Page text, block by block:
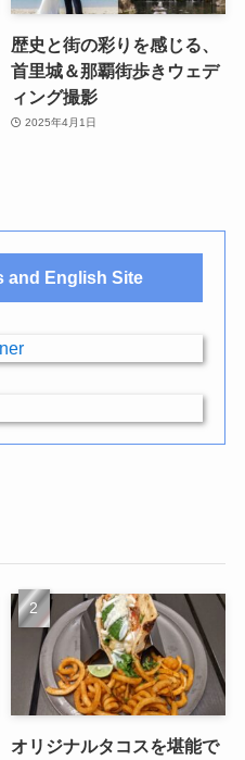
歴史と街の彩りを感じる、
首里城＆那覇街歩きウェデ
ィング撮影
2025年4月1日
and English Site
オリジナルタコスを堪能で